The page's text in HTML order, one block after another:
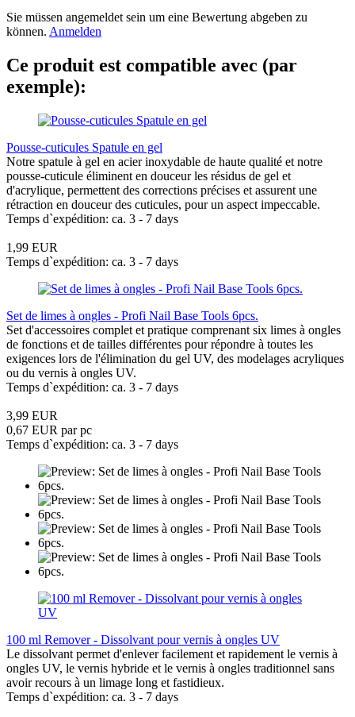
Sie müssen angemeldet sein um eine Bewertung abgeben zu
können. Anmelden
Ce produit est compatible avec (par
exemple):
Pousse-cuticules Spatule en gel
Notre spatule à gel en acier inoxydable de haute qualité et notre
pousse-cuticule éliminent en douceur les résidus de gel et
d'acrylique, permettent des corrections précises et assurent une
rétraction en douceur des cuticules, pour un aspect impeccable.
Temps d`expédition: ca. 3 - 7 days
1,99 EUR
Temps d`expédition: ca. 3 - 7 days
Set de limes à ongles - Profi Nail Base Tools 6pcs.
Set d'accessoires complet et pratique comprenant six limes à ongles
de fonctions et de tailles différentes pour répondre à toutes les
exigences lors de l'élimination du gel UV, des modelages acryliques
ou du vernis à ongles UV.
Temps d`expédition: ca. 3 - 7 days
3,99 EUR
0,67 EUR par pc
Temps d`expédition: ca. 3 - 7 days
100 ml Remover - Dissolvant pour vernis à ongles UV
Le dissolvant permet d'enlever facilement et rapidement le vernis à
ongles UV, le vernis hybride et le vernis à ongles traditionnel sans
avoir recours à un limage long et fastidieux.
Temps d`expédition: ca. 3 - 7 days